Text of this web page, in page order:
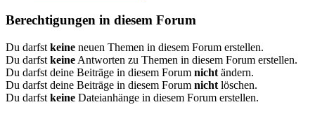
Berechtigungen in diesem Forum
Du darfst keine neuen Themen in diesem Forum erstellen.
Du darfst keine Antworten zu Themen in diesem Forum erstellen.
Du darfst deine Beiträge in diesem Forum nicht ändern.
Du darfst deine Beiträge in diesem Forum nicht löschen.
Du darfst keine Dateianhänge in diesem Forum erstellen.